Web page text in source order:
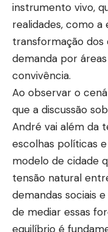
instrumento vivo,
realidades, como
transformação
demanda por
convivência.
Ao observar o
que a discussão
André vai além da
escolhas políticas
modelo de cidade
tensão natural
demandas sociais
de mediar essas
equilíbrio é